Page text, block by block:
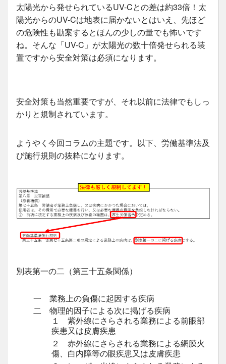
太陽光から発せられているUV-Cとの差は約33倍！太
陽光からのUV-Cは地表に届かないとはいえ、先ほど
の危険性も勘案するとほんの少しの量でも怖いです
ね。そんな「UV-C」が太陽光の数十倍発せられる装
置ですから安全対策は必須になります。
安全対策も当然重要ですが、それ以前に法律でもしっ
かりと規制されています。
ようやく今回コラムの主題です。以下、労働基準法及
び施行規則の抜粋になります。
別表第一の二（第三十五条関係）
一 業務上の負傷に起因する疾病
二 物理的因子による次に掲げる疾病
１ 紫外線にさらされる業務による前眼部
疾患又は皮膚疾患
２ 赤外線にさらされる業務による網膜火
傷、白内障等の眼疾患又は皮膚疾患